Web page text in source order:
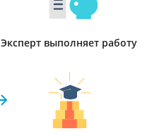
Эксперт выполняет работу